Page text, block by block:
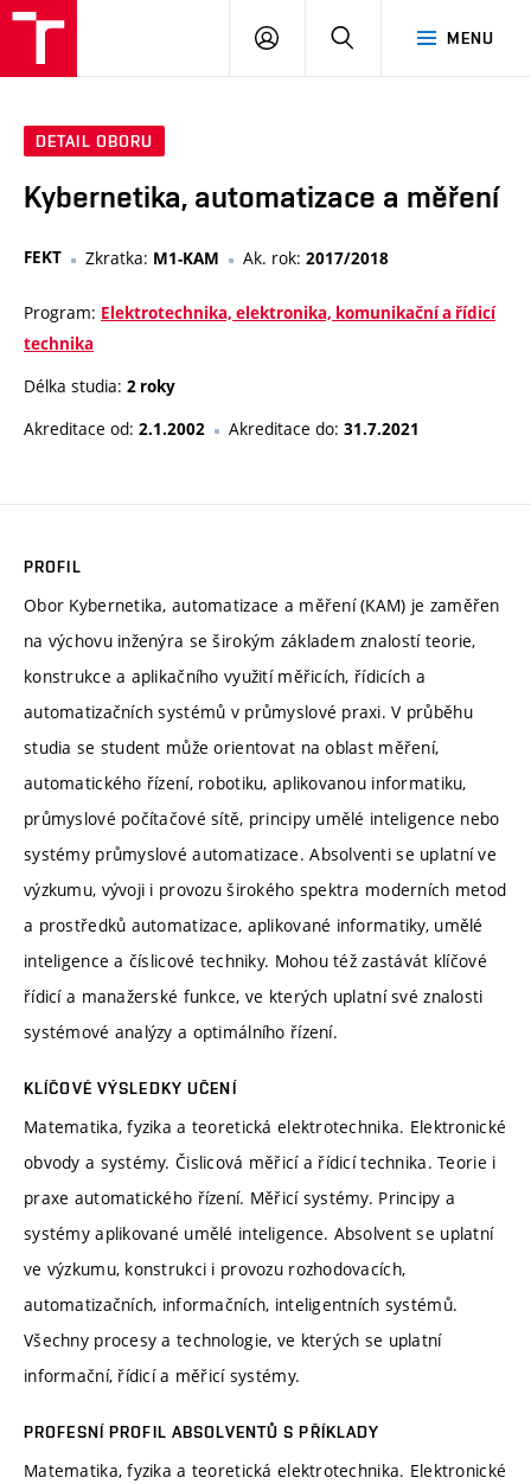
MENU
PŘIHLÁSIT
DETAIL OBORU
Kybernetika, automatizace a měření
FEKT Zkratka: M1-KAM Ak. rok: 2017/2018
Program: Elektrotechnika, elektronika, komunikační a řídicí
technika
Délka studia: 2 roky
Akreditace od: 2.1.2002 Akreditace do: 31.7.2021
PROFIL
Obor Kybernetika, automatizace a měření (KAM) je zaměřen
na výchovu inženýra se širokým základem znalostí teorie,
konstrukce a aplikačního využití měřicích, řídicích a
automatizačních systémů v průmyslové praxi. V průběhu
studia se student může orientovat na oblast měření,
automatického řízení, robotiku, aplikovanou informatiku,
průmyslové počítačové sítě, principy umělé inteligence nebo
systémy průmyslové automatizace. Absolventi se uplatní ve
výzkumu, vývoji i provozu širokého spektra moderních metod
a prostředků automatizace, aplikované informatiky, umělé
inteligence a číslicové techniky. Mohou též zastávát klíčové
řídicí a manažerské funkce, ve kterých uplatní své znalosti
systémové analýzy a optimálního řízení.
KLÍČOVÉ VÝSLEDKY UČENÍ
Matematika, fyzika a teoretická elektrotechnika. Elektronické
obvody a systémy. Čislicová měřicí a řídicí technika. Teorie i
praxe automatického řízení. Měřicí systémy. Principy a
systémy aplikované umělé inteligence. Absolvent se uplatní
ve výzkumu, konstrukci i provozu rozhodovacích,
automatizačních, informačních, inteligentních systémů.
Všechny procesy a technologie, ve kterých se uplatní
informační, řídicí a měřicí systémy.
PROFESNÍ PROFIL ABSOLVENTŮ S PŘÍKLADY
Matematika, fyzika a teoretická elektrotechnika. Elektronické